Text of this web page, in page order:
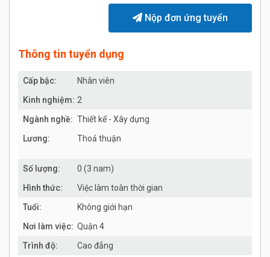
Nộp đơn ứng tuyển
Thông tin tuyển dụng
Cấp bậc:
Nhân viên
Kinh nghiệm: 2
Ngành nghề: Thiết kế - Xây dựng
Lương:
Thoả thuận
Số lượng:
0 (3 nam)
Hình thức:
Việc làm toàn thời gian
Tuổi:
Không giới hạn
Nơi làm việc: Quận 4
Trình độ:
Cao đẳng